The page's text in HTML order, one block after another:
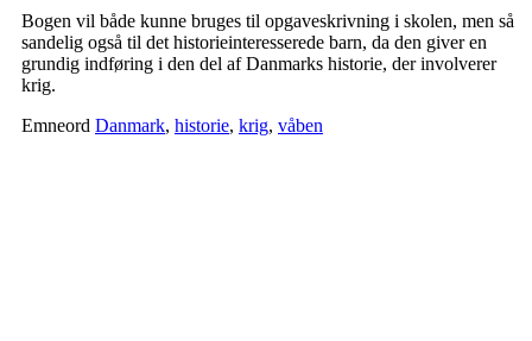
Bogen vil både kunne bruges til opgaveskrivning i skolen, men så
sandelig også til det historieinteresserede barn, da den giver en
grundig indføring i den del af Danmarks historie, der involverer
krig.
Emneord Danmark, historie, krig, våben